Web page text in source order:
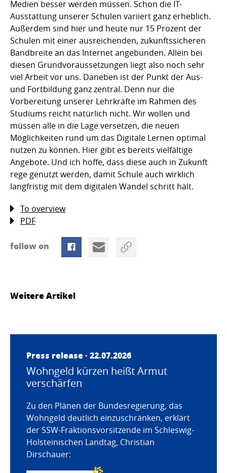
Medien besser werden müssen. Schon die IT-
Ausstattung unserer Schulen variiert ganz erheblich.
Außerdem sind hier und heute nur 15 Prozent der
Schulen mit einer ausreichenden, zukunftssicheren
Bandbreite an das Internet angebunden. Allein bei
diesen Grundvoraussetzungen liegt also noch sehr
viel Arbeit vor uns. Daneben ist der Punkt der Aus-
und Fortbildung ganz zentral. Denn nur die
Vorbereitung unserer Lehrkräfte im Rahmen des
Studiums reicht natürlich nicht. Wir wollen und
müssen alle in die Lage versetzen, die neuen
Möglichkeiten rund um das Digitale Lernen optimal
nutzen zu können. Hier gibt es bereits vielfältige
Angebote. Und ich hoffe, dass diese auch in Zukunft
rege genutzt werden, damit Schule auch wirklich
langfristig mit dem digitalen Wandel schritt hält.
To overview
PDF
follow on
Weitere Artikel
Press release · 22.07.2026
Wohngeld kürzen heißt Armut
verschärfen
Zu den Plänen der Bundesregierung, das
Wohngeld deutlich einzuschränken, erklärt
der SSW-Fraktionsvorsitzende im Schleswig-
Holsteinischen Landtag, Christian
Dirschauer: